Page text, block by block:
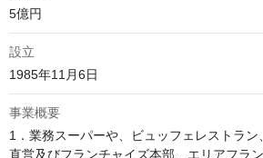
5億円
設立
1985年11月6日
事業概要
1．業務スーパーや、ビュッフェレストラ
直営及びフランチャイズ本部、エリアフラ